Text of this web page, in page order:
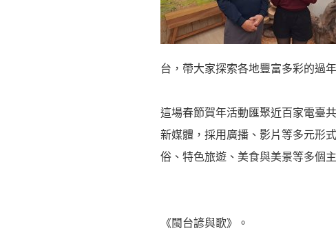
台，帶大家探索各地豐富多彩的過
這場春節賀年活動匯聚近百家電臺
新媒體，採用廣播、影片等多元形
俗、特色旅遊、美食與美景等多個
《閩台諺與歌》。